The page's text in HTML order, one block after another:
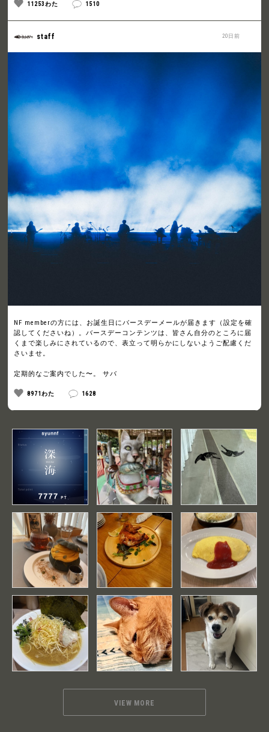
11253わた 1510
20日前
staff
NF memberの方には、お誕生日にバースデーメールが届きます（設定を確
認してくださいね）。バースデーコンテンツは、皆さん自分のところに届
くまで楽しみにされているので、表立って明らかにしないようご配慮くだ
さいませ。
定期的なご案内でした〜。 サバ
8971わた 1628
VIEW MORE